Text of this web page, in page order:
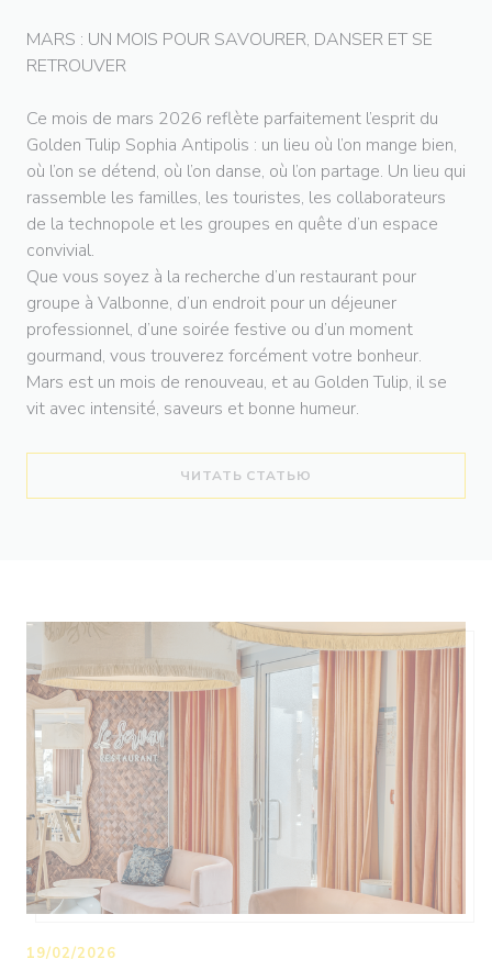
MARS : UN MOIS POUR SAVOURER, DANSER ET SE
RETROUVER
Ce mois de mars 2026 reflète parfaitement l’esprit du
Golden Tulip Sophia Antipolis : un lieu où l’on mange bien,
où l’on se détend, où l’on danse, où l’on partage. Un lieu qui
rassemble les familles, les touristes, les collaborateurs
de la technopole et les groupes en quête d’un espace
convivial.
Que vous soyez à la recherche d’un restaurant pour
groupe à Valbonne, d’un endroit pour un déjeuner
professionnel, d’une soirée festive ou d’un moment
gourmand, vous trouverez forcément votre bonheur.
Mars est un mois de renouveau, et au Golden Tulip, il se
vit avec intensité, saveurs et bonne humeur.
ЧИТАТЬ СТАТЬЮ
19/02/2026